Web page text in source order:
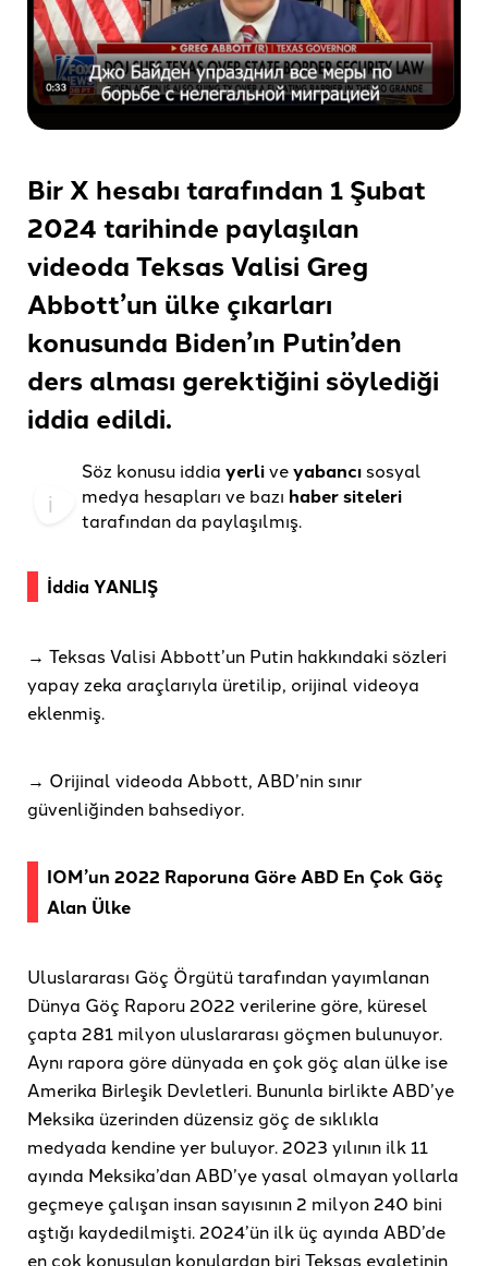
Bir X hesabı tarafından 1 Şubat
2024 tarihinde paylaşılan
videoda Teksas Valisi Greg
Abbott’un ülke çıkarları
konusunda Biden’ın Putin’den
ders alması gerektiğini söylediği
iddia edildi.
Söz konusu iddia yerliveyabancısosyal
medya hesapları ve bazı haber siteleri
tarafından da paylaşılmış.
İddia YANLIŞ
→ Teksas Valisi Abbott’un Putin hakkındaki sözleri
yapay zeka araçlarıyla üretilip, orijinal videoya
eklenmiş.
→ Orijinal videoda Abbott, ABD’nin sınır
güvenliğinden bahsediyor.
IOM’un 2022 Raporuna Göre ABD En Çok Göç
Alan Ülke
Uluslararası Göç Örgütü tarafından yayımlanan
Dünya Göç Raporu 2022 verilerine göre, küresel
çapta 281 milyon uluslararası göçmen bulunuyor.
Aynı rapora göre dünyada en çok göç alan ülke ise
Amerika Birleşik Devletleri. Bununla birlikte ABD’ye
Meksika üzerinden düzensiz göç de sıklıkla
medyada kendine yer buluyor. 2023 yılının ilk 11
ayında Meksika’dan ABD’ye yasal olmayan yollarla
geçmeye çalışan insan sayısının 2 milyon 240 bini
aştığı kaydedilmişti. 2024’ün ilk üç ayında ABD’de
en çok konuşulan konulardan biri Teksas eyaletinin